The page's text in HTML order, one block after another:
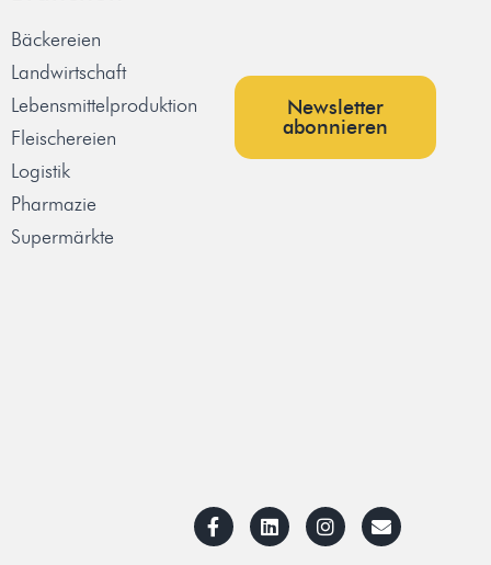
Bäckereien
Landwirtschaft
Lebensmittelproduktion
Fleischereien
Logistik
Pharmazie
Supermärkte
Newsletter
abonnieren